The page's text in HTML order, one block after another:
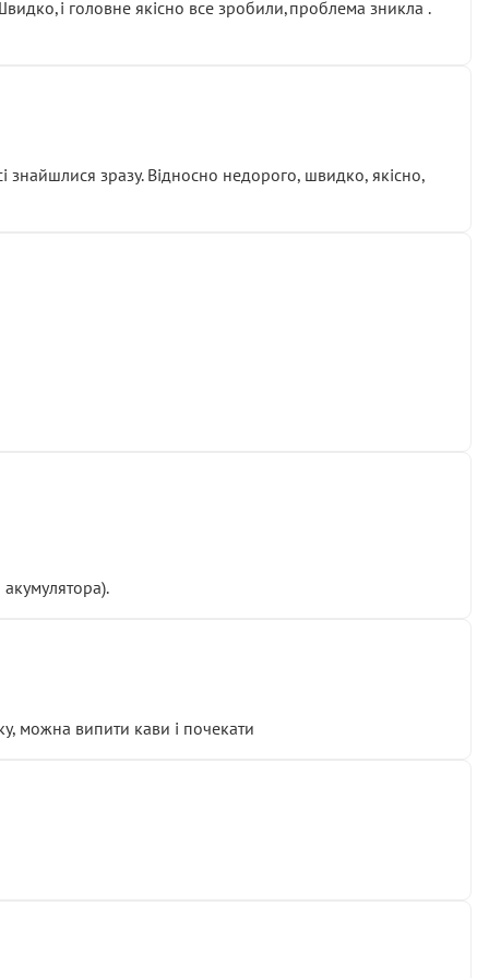
головне якісно все зробили,проблема зникла .
знайшлися зразу. Відносно недорого, швидко, якісно,
можна випити кави і почекати